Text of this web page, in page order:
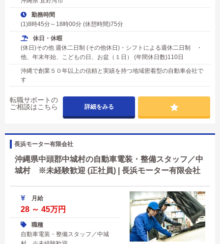
勤務時間
(1)8時45分～18時00分 (休憩時間)75分
休日・休暇
(休日)その他 週休二日制 (その他休日)・シフトによる週休二日制 ・
他、年末年始、こどもの日、お盆（１日） (年間休日数)110日
沖縄で創業５０年以上の信頼と実績を持つ地域密着型の自動車会社で
す
転職サポートの
ご相談はこちら
詳細をみる
長浜モーター有限会社
沖縄県中頭郡中城村の自動車電装・整備スタッフ／中
城村 ※未経験歓迎 (正社員) | 長浜モーター有限会社
月給
28 ～ 45万円
職種
自動車電装・整備スタッフ／中城